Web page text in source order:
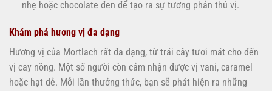
nhẹ hoặc chocolate đen để tạo ra sự tương phản thú vị.
Khám phá hương vị đa dạng
Hương vị của Mortlach rất đa dạng, từ trái cây tươi mát cho đến
vị cay nồng. Một số người còn cảm nhận được vị vani, caramel
hoặc hạt dẻ. Mỗi lần thưởng thức, bạn sẽ phát hiện ra những